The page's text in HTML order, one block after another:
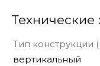
Технические
Тип конструкции
вертикальный